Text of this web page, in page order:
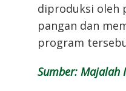
diproduksi oleh
pangan dan
program
Sumber: Majalah